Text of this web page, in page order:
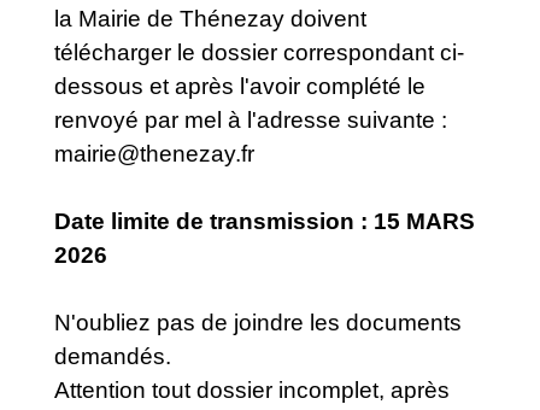
la Mairie de Thénezay doivent
télécharger le dossier correspondant ci-
dessous et après l'avoir complété le
renvoyé par mel à l'adresse suivante :
mairie@thenezay.fr
Date limite de transmission : 15 MARS
2026
N'oubliez pas de joindre les documents
demandés.
Attention tout dossier incomplet, après